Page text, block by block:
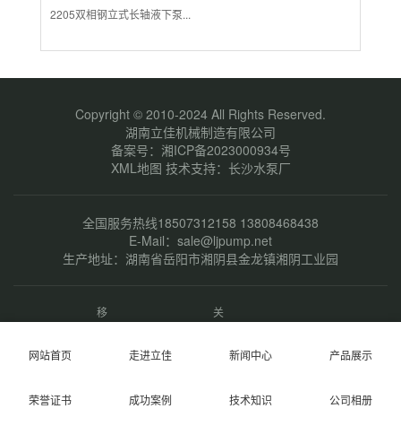
2205双相钢立式长轴液下泵...
Copyright © 2010-2024 All Rights Reserved.
湖南立佳机械制造有限公司
备案号： 湘ICP备2023000934号
XML地图 技术支持： 长沙水泵厂
全国服务热线18507312158 13808468438
E-Mail：sale@ljpump.net
生产地址：湖南省岳阳市湘阴县金龙镇湘阴工业园
移
关
网站首页 走进立佳 新闻中心 产品展示
荣誉证书 成功案例 技术知识 公司相册